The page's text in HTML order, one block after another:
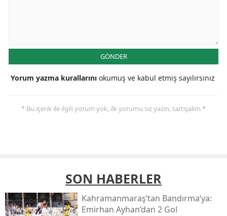
GÖNDER
Yorum yazma kurallarını okumuş ve kabul etmiş sayılırsınız
* Bu içerik ile ilgili yorum yok, ilk yorumu siz yazın, tartışalım *
SON HABERLER
Kahramanmaraş’tan Bandırma’ya:
Emirhan Ayhan’dan 2 Gol